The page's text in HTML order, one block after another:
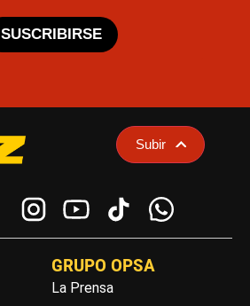
SUSCRIBIRSE
Subir
GRUPO OPSA
La Prensa